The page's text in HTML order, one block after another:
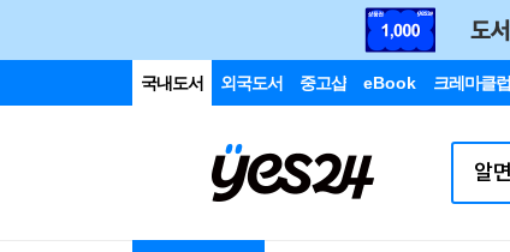
국내도서 외국도서 중고샵 eBook 크레마클럽